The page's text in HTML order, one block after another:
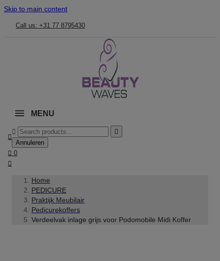
Skip to main content
Call us: +31 77 8795430
MENU



Annuleren
 0

Home
PEDICURE
Praktijk Meubilair
Pedicurekoffers
Verdeelvak inlage grijs voor Podomobile Midi Koffer